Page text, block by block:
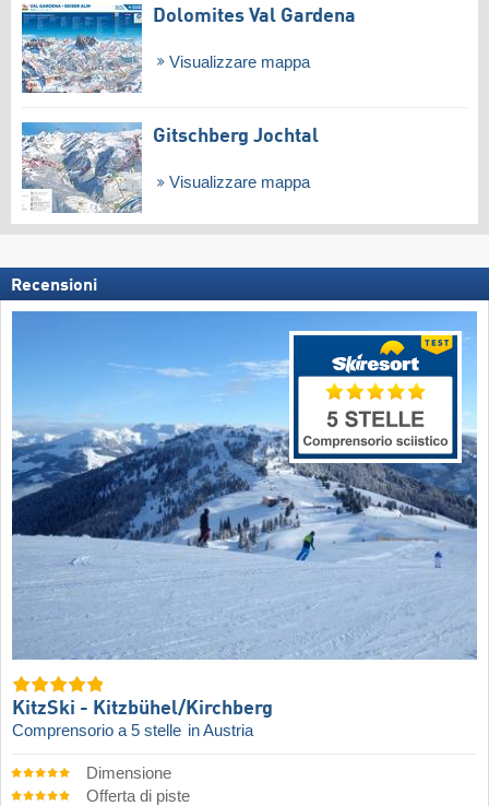
Dolomites Val Gardena
Visualizzare mappa
Gitschberg Jochtal
Visualizzare mappa
Recensioni
KitzSki - Kitzbühel/​Kirchberg
Comprensorio a 5 stelle in Austria
Dimensione
Offerta di piste